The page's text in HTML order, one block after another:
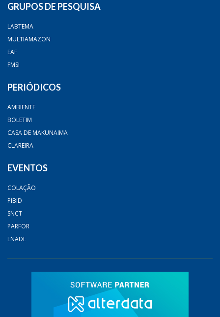
GRUPOS DE PESQUISA
LABTEMA
MULTIAMAZON
EAF
FMSI
PERIÓDICOS
AMBIENTE
BOLETIM
CASA DE MAKUNAIMA
CLAREIRA
EVENTOS
COLAÇÃO
PIBID
SNCT
PARFOR
ENADE